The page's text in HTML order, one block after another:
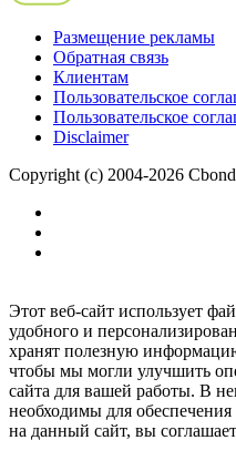
Размещение рекламы
Обратная связь
Клиентам
Пользовательское
Пользовательское
Disclaimer
Copyright (c) 2004-2026
Этот веб-сайт использует
удобного и
хранят полезную
чтобы мы могли улучшить
сайта для вашей работы. В
необходимы для
на данный сайт, вы